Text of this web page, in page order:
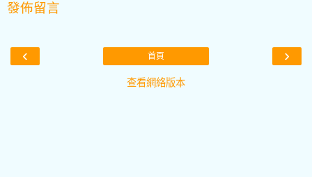
發佈留言
‹ ›
首頁
查看網絡版本